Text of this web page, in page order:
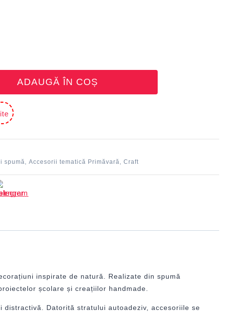
ADAUGĂ ÎN COȘ
spumă ,Accesorii tematică Primăvară ,Craft
inspirate de natură. Realizate din spumă
școlare și creațiilor handmade.
Datorită stratului autoadeziv, accesoriile se